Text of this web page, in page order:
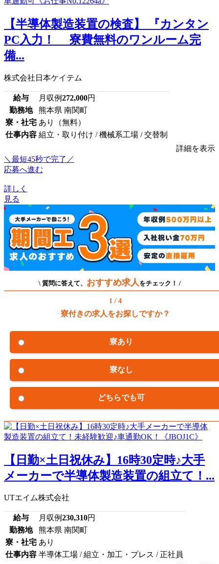
【半導体製造装置の検査】 『カンタン
PC入力！ 寮費無料のワンルーム完
備...
株式会社日本ケイテム
給与 月収例272,000円
勤務地
熊本県 南関町
寮・社宅 あり（無料）
仕事内容 組立・取り付け / 機械系工場 / 交替制
詳細を表示
＼最短45秒で完了／
応募へ進む
詳しく
見る
\ 質問に答えて、 おすすめ求人 をチェック！ /
1 / 4
寮付きの求人をお探しですか？
寮あり
寮なし
どちらでも可
【日勤×土日祝休み】16時30定時♪大手
メーカーで半導体製造装置の組立て！...
UTエイム株式会社
給与 月収例230,310円
勤務地
熊本県 南関町
寮・社宅 あり
仕事内容 半導体工場 / 組立・加工・プレス / 正社員